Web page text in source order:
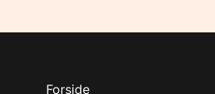
Forside